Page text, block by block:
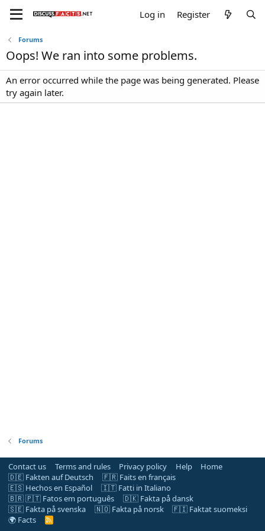
Log in Register
Forums
Oops! We ran into some problems.
An error occurred while the page was being generated. Please
try again later.
Forums
Contact us Terms and rules Privacy policy Help
Home
🇩🇪 Fakten auf Deutsch
🇫🇷 Faits en français
🇪🇸 Hechos en Español
🇮🇹 Fatti in Italiano
🇧🇷 🇵🇹 Fatos em português
🇩🇰 Fakta på dansk
🇸🇪 Fakta på svenska
🇳🇴 Fakta på norsk
🇫🇮 Faktat suomeksi
🌍 Facts
R